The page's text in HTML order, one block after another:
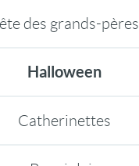
des grands-pères
Halloween
Catherinettes